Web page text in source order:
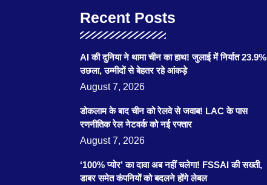
Recent Posts
AI की दुनिया ने थामा चीन का हाथ! जुलाई में निर्यात 23.9%
उछला, उम्मीदों से बेहतर रहे आंकड़े
August 7, 2026
डोकलाम के बाद चीन को रेलवे से जवाब! LAC के पास
रणनीतिक रेल नेटवर्क को नई रफ्तार
August 7, 2026
‘100% प्योर’ का दावा अब नहीं चलेगा! FSSAI की सख्ती,
डाबर समेत कंपनियों को बदलने होंगे लेबल